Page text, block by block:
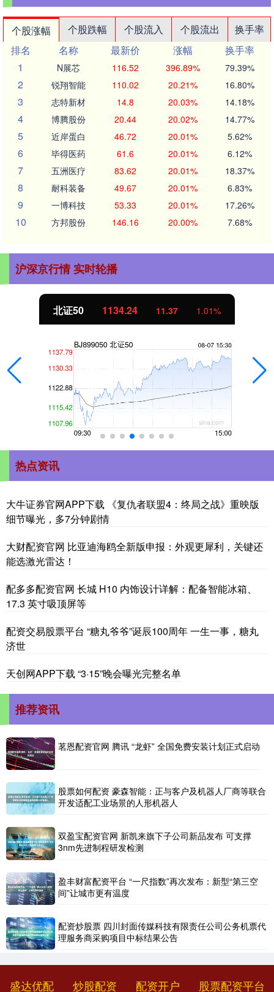
个股涨幅 个股跌幅 个股流入 个股流出
换手率
排名
名称 最新价 涨幅
换手率
1
N展芯 116.52 396.89% 79.39%
2 锐翔智能 110.02 20.21% 16.80%
3 志特新材 14.8 20.03% 14.18%
4 博腾股份 20.44 20.02% 14.77%
5 近岸蛋白 46.72 20.01% 5.62%
6 毕得医药 61.6 20.01% 6.12%
7 五洲医疗 83.62 20.01% 18.37%
8 耐科装备 49.67 20.01% 6.83%
9 一博科技 53.33 20.01% 17.26%
10 方邦股份 146.16 20.00% 7.68%
沪深京行情 实时轮播
北证50 1134.24 11.37 1.01%
热点资讯
大牛证券官网APP下载 《复仇者联盟4：终局之战》重映版
细节曝光，多7分钟剧情
大财配资官网 比亚迪海鸥全新版申报：外观更犀利，关键还
能选激光雷达！
配多多配资官网 长城 H10 内饰设计详解：配备智能冰箱、
17.3 英寸吸顶屏等
配资交易股票平台 “糖丸爷爷”诞辰100周年 一生一事，糖丸
济世
天创网APP下载 “3·15”晚会曝光完整名单
推荐资讯
茗恩配资官网 腾讯 “龙虾” 全国免费安装计划正式启动
股票如何配资 豪森智能：正与客户及机器人厂商等联合
开发适配工业场景的人形机器人
双盈宝配资官网 新凯来旗下子公司新品发布 可支撑
3nm先进制程研发检测
盈丰财富配资平台 “一尺指数”再次发布：新型“第三空
间”让城市更有温度
配资炒股票 四川封面传媒科技有限责任公司公务机票代
理服务商采购项目中标结果公告
盛达优配 炒股配资 配资开户 股票配资平台